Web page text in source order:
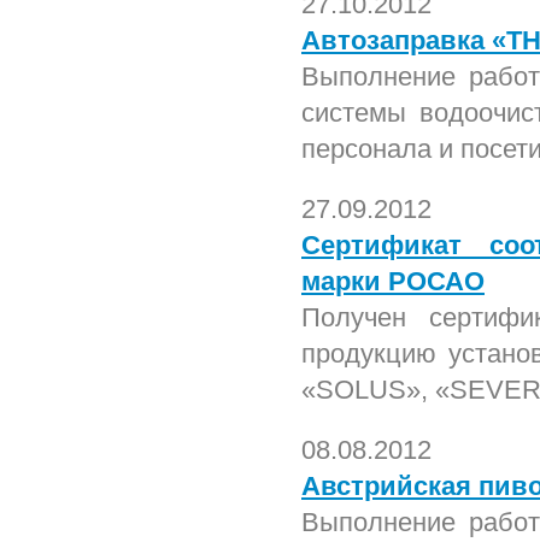
Автозаправка
Выполнение
системы
персонала и
27.09.2012
Сертификат
марки РОСАО
Получен
продукцию
«SOLUS»,
08.08.2012
Австрийская
Выполнение